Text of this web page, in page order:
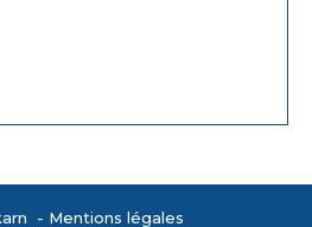
- Mentions légales